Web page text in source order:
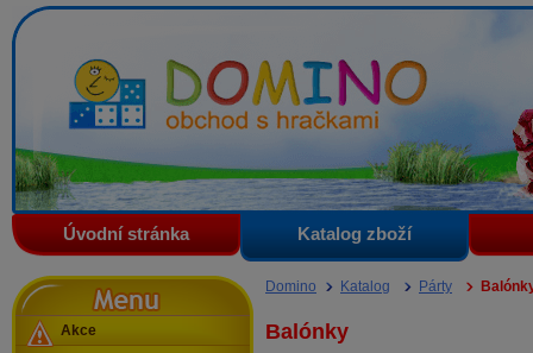
Domino - obchod s hračkami
Úvodní stránka Katalog zboží
Domino Katalog Párty
Balónky
Menu
Akce